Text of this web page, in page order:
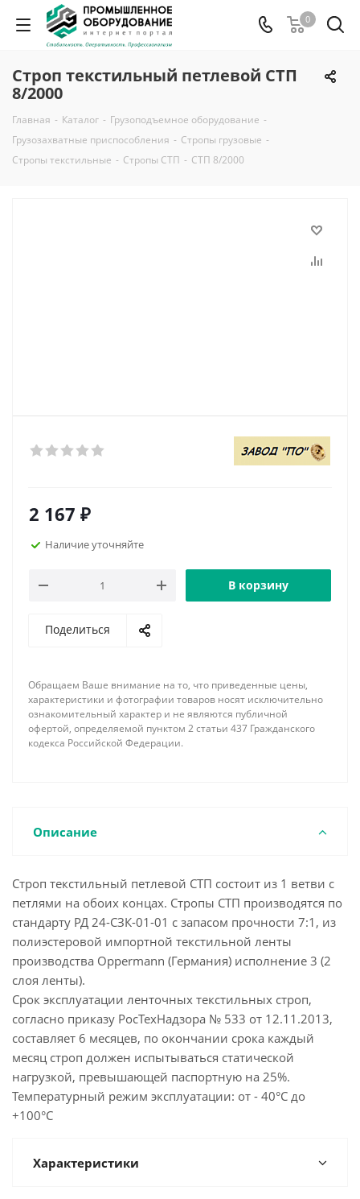
0
Строп текстильный петлевой СТП
8/2000
Главная - Каталог - Грузоподъемное оборудование -
Грузозахватные приспособления - Стропы грузовые -
Стропы текстильные - Стропы СТП - СТП 8/2000
2 167 ₽
Наличие уточняйте
В корзину
Поделиться
Обращаем Ваше внимание на то, что приведенные цены,
характеристики и фотографии товаров носят исключительно
ознакомительный характер и не являются публичной
офертой, определяемой пунктом 2 статьи 437 Гражданского
кодекса Российской Федерации.
Описание
Строп текстильный петлевой СТП состоит из 1 ветви с
петлями на обоих концах. Стропы СТП производятся по
стандарту РД 24-СЗК-01-01 с запасом прочности 7:1, из
полиэстеровой импортной текстильной ленты
производства Oppermann (Германия) исполнение 3 (2
слоя ленты).
Срок эксплуатации ленточных текстильных строп,
согласно приказу РосТехНадзора № 533 от 12.11.2013,
составляет 6 месяцев, по окончании срока каждый
месяц строп должен испытываться статической
нагрузкой, превышающей паспортную на 25%.
Температурный режим эксплуатации: от - 40°С до
+100°С
Характеристики